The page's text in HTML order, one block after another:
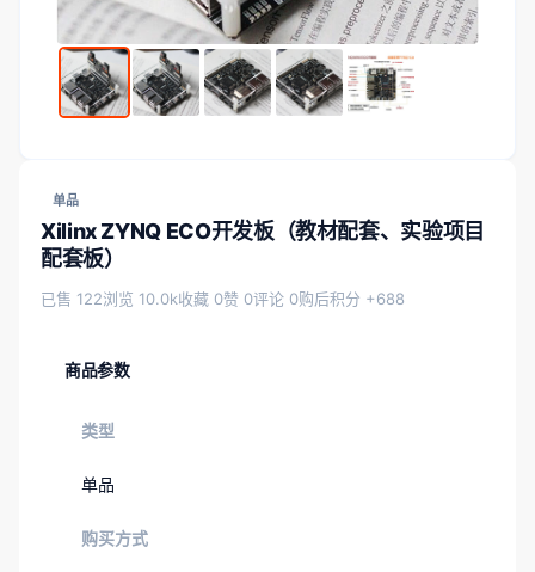
单品
Xilinx ZYNQ ECO开发板（教材配套、实验项目
配套板）
已售 122浏览 10.0k收藏 0赞 0评论 0购后积分 +688
商品参数
类型
单品
购买方式